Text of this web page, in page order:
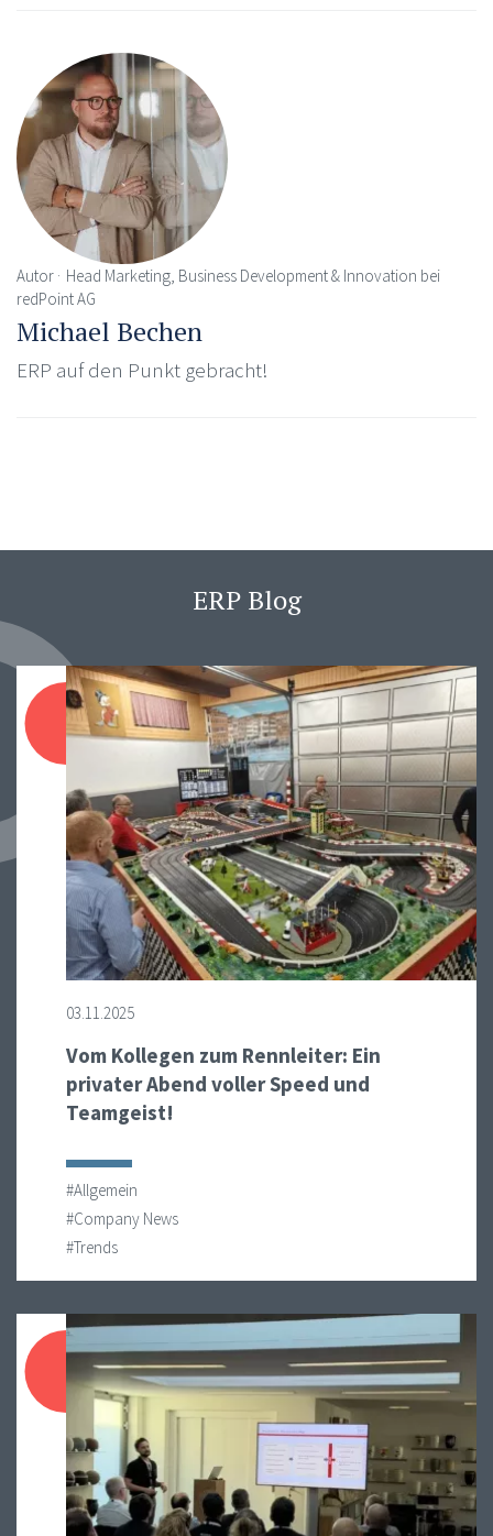
Autor
Head Marketing, Business Development & Innovation bei
redPoint AG
Michael Bechen
ERP auf den Punkt gebracht!
ERP Blog
03.11.2025
Vom Kollegen zum Rennleiter: Ein
privater Abend voller Speed und
Teamgeist!
#Allgemein
#Company News
#Trends